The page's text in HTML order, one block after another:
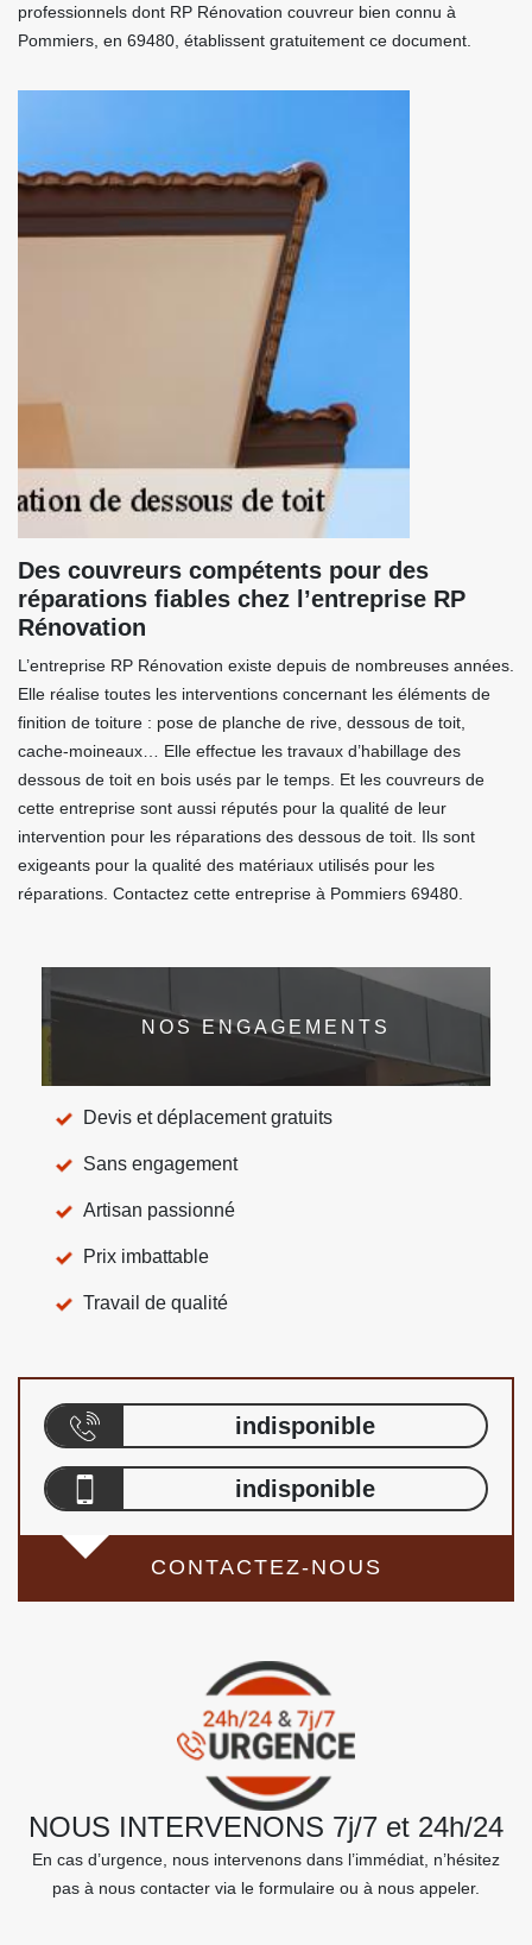
professionnels dont RP Rénovation couvreur bien connu à
Pommiers, en 69480, établissent gratuitement ce document.
Des couvreurs compétents pour des
réparations fiables chez l’entreprise RP
Rénovation
L’entreprise RP Rénovation existe depuis de nombreuses années.
Elle réalise toutes les interventions concernant les éléments de
finition de toiture : pose de planche de rive, dessous de toit,
cache-moineaux… Elle effectue les travaux d’habillage des
dessous de toit en bois usés par le temps. Et les couvreurs de
cette entreprise sont aussi réputés pour la qualité de leur
intervention pour les réparations des dessous de toit. Ils sont
exigeants pour la qualité des matériaux utilisés pour les
réparations. Contactez cette entreprise à Pommiers 69480.
NOS ENGAGEMENTS
Devis et déplacement gratuits
Sans engagement
Artisan passionné
Prix imbattable
Travail de qualité
indisponible
indisponible
CONTACTEZ-NOUS
NOUS INTERVENONS 7j/7 et 24h/24
En cas d’urgence, nous intervenons dans l’immédiat, n’hésitez
pas à nous contacter via le formulaire ou à nous appeler.